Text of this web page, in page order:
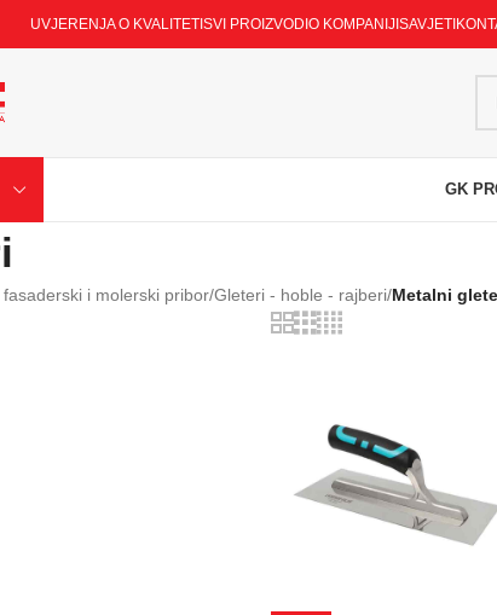
UVJERENJA O KVALITETI SVI PROIZVODI O KOMPANIJI SAVJETI
GK
i molerski pribor/Gleteri - hoble - rajberi/Metalni